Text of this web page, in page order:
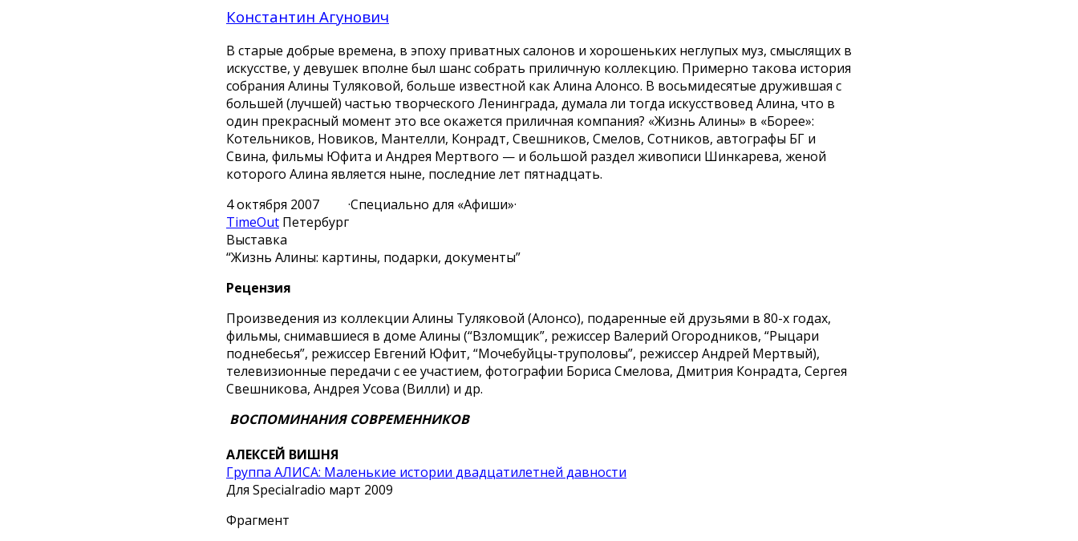
Константин Агунович
В старые добрые времена, в эпоху приватных салонов и хорошеньких неглупых муз, смыслящих в
искусстве, у девушек вполне был шанс собрать приличную коллекцию. Примерно такова история
собрания Алины Туляковой, больше известной как Алина Алонсо. В восьмидесятые дружившая с
большей (лучшей) частью творческого Ленинграда, думала ли тогда искусствовед Алина, что в
один прекрасный момент это все окажется приличная компания? «Жизнь Алины» в «Борее»:
Котельников, Новиков, Мантелли, Конрадт, Свешников, Смелов, Сотников, автографы БГ и
Свина, фильмы Юфита и Андрея Мертвого — и большой раздел живописи Шинкарева, женой
которого Алина является ныне, последние лет пятнадцать.
4 октября 2007 ·Специально для «Афиши»·
TimeOut Петербург
Выставка
“Жизнь Алины: картины, подарки, документы”
Рецензия
Произведения из коллекции Алины Туляковой (Алонсо), подаренные ей друзьями в 80-х годах,
фильмы, снимавшиеся в доме Алины (“Взломщик”, режиссер Валерий Огородников, “Рыцари
поднебесья”, режиссер Евгений Юфит, “Мочебуйцы-труполовы”, режиссер Андрей Мертвый),
телевизионные передачи с ее участием, фотографии Бориса Смелова, Дмитрия Конрадта, Сергея
Свешникова, Андрея Усова (Вилли) и др.
ВОСПОМИНАНИЯ СОВРЕМЕННИКОВ
АЛЕКСЕЙ ВИШНЯ
Группа АЛИСА: Маленькие истории двадцатилетней давности
Для Specialradio март 2009
Фрагмент